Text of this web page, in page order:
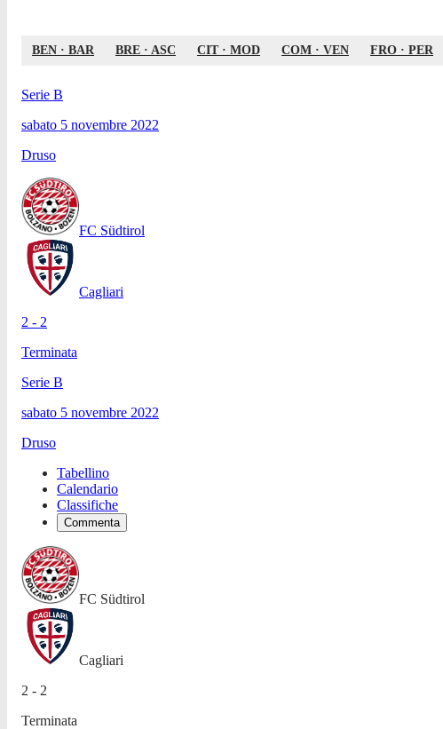
BEN · BAR BRE · ASC CIT· MOD COM · VEN FRO · PER
Serie B
sabato 5 novembre 2022
Druso
FC Südtirol
Cagliari
2 - 2
Terminata
Serie B
sabato 5 novembre 2022
Druso
Tabellino
Calendario
Classifiche
Commenta
FC Südtirol
Cagliari
2 - 2
Terminata